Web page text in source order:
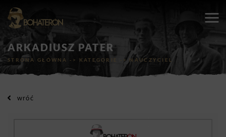
ARKADIUSZ PATER
STRONA GŁÓWNA -> KATEGORIE ->NAUCZYCIEL
wróć